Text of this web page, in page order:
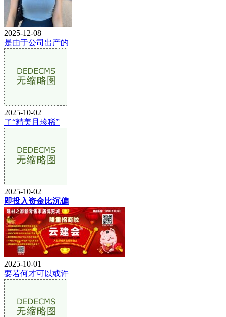
2025-12-08
是由于公司出产的
2025-10-02
了“精美且珍稀”
2025-10-02
即投入资金比沉偏
2025-10-01
要若何才可以或许